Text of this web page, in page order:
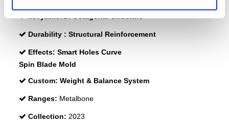
Durability : Structural Reinforcement
Effects: Smart Holes Curve
Spin Blade Mold
Custom: Weight & Balance System
Ranges: Metalbone
Collection: 2023